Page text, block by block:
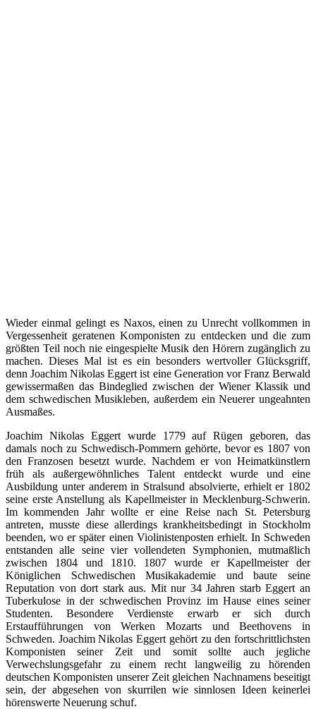
Wieder einmal gelingt es Naxos, einen zu Unrecht vollkommen in
Vergessenheit geratenen Komponisten zu entdecken und die zum
größten Teil noch nie eingespielte Musik den Hörern zugänglich zu
machen. Dieses Mal ist es ein besonders wertvoller Glücksgriff,
denn Joachim Nikolas Eggert ist eine Generation vor Franz Berwald
gewissermaßen das Bindeglied zwischen der Wiener Klassik und
dem schwedischen Musikleben, außerdem ein Neuerer ungeahnten
Ausmaßes.
Joachim Nikolas Eggert wurde 1779 auf Rügen geboren, das
damals noch zu Schwedisch-Pommern gehörte, bevor es 1807 von
den Franzosen besetzt wurde. Nachdem er von Heimatkünstlern
früh als außergewöhnliches Talent entdeckt wurde und eine
Ausbildung unter anderem in Stralsund absolvierte, erhielt er 1802
seine erste Anstellung als Kapellmeister in Mecklenburg-Schwerin.
Im kommenden Jahr wollte er eine Reise nach St. Petersburg
antreten, musste diese allerdings krankheitsbedingt in Stockholm
beenden, wo er später einen Violinistenposten erhielt. In Schweden
entstanden alle seine vier vollendeten Symphonien, mutmaßlich
zwischen 1804 und 1810. 1807 wurde er Kapellmeister der
Königlichen Schwedischen Musikakademie und baute seine
Reputation von dort stark aus. Mit nur 34 Jahren starb Eggert an
Tuberkulose in der schwedischen Provinz im Hause eines seiner
Studenten. Besondere Verdienste erwarb er sich durch
Erstaufführungen von Werken Mozarts und Beethovens in
Schweden. Joachim Nikolas Eggert gehört zu den fortschrittlichsten
Komponisten seiner Zeit und somit sollte auch jegliche
Verwechslungsgefahr zu einem recht langweilig zu hörenden
deutschen Komponisten unserer Zeit gleichen Nachnamens beseitigt
sein, der abgesehen von skurrilen wie sinnlosen Ideen keinerlei
hörenswerte Neuerung schuf.